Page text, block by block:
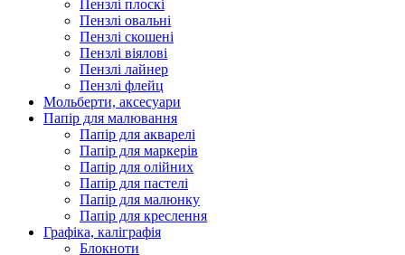
Пензлі плоскі
Пензлі овальні
Пензлі скошені
Пензлі віялові
Пензлі лайнер
Пензлі флейц
Мольберти, аксесуари
Папір для малювання
Папір для акварелі
Папір для маркерів
Папір для олійних
Папір для пастелі
Папір для малюнку
Папір для креслення
Графіка, каліграфія
Блокноти